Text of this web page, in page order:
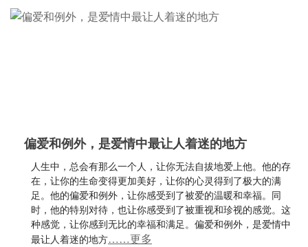
偏爱和例外，是爱情中最让人着迷的地方
人生中，总会有那么一个人，让你无法自拔地爱上他。他的存
在，让你的生命变得更加美好，让你的心灵得到了极大的满
足。他的偏爱和例外，让你感受到了被爱的温暖和幸福。同
时，他的特别对待，也让你感受到了被重视和珍视的感觉。这
种感觉，让你感到无比的幸福和满足。偏爱和例外，是爱情中
最让人着迷的地方……更多